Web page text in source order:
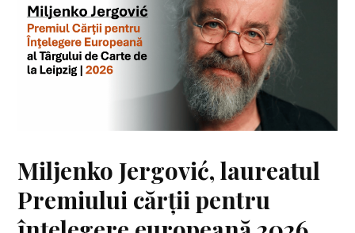
Miljenko Jergović, laureatul
Premiului cărții pentru